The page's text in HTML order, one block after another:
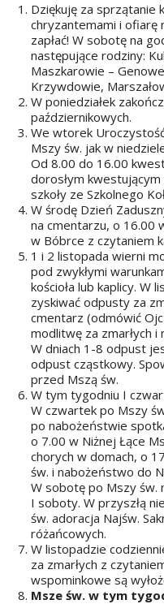
Dziękuję za sprzątanie
chryzantemami i ofiarę
zapłać! W sobotę na
następujące rodziny:
Maszkarowie –
Krzywdowie,
W poniedziałek
październikowych.
We wtorek
Mszy św. jak w
Od 8.00 do 16.00
dorosłym
szkoły ze Szkolnego
W środę Dzień
na cmentarzu, o 16.00
w Bóbrce z czytaniem
1 i 2 listopada wierni
pod zwykłymi
kościoła lub kaplicy. W
zyskiwać odpusty za
cmentarz (odmówić
modlitwę za zmarłych
W dniach 1-8 odpust
odpust cząstkowy.
przed Mszą św.
W tym tygodniu I
W czwartek po Mszy
po nabożeństwie
o 7.00 w Niżnej Łące
chorych w domach, o
św. i nabożeństwo do
W sobotę po Mszy św.
I soboty. W przyszłą
św. adoracja Najśw.
różańcowych.
W listopadzie
za zmarłych z
wspominkowe są
Msze św. w tym